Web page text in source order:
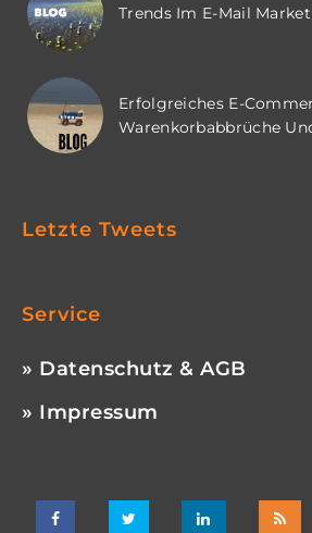
Trends Im E-Mail
Erfolgreiches E-
Warenkorbabbrüche
Letzte Tweets
Service
» Datenschutz & AGB
» Impressum